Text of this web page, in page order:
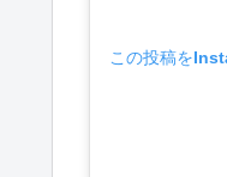
この投稿を